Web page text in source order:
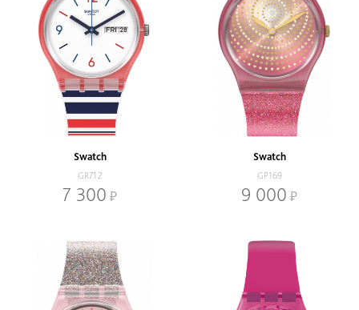
Swatch
GR712
7 300
Swatch
GP169
9 000